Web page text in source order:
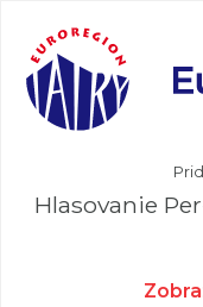
Hlasovanie